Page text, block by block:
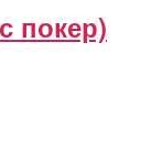
покер)